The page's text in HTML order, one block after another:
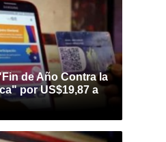
de Año Contra la
por US$19,87 a